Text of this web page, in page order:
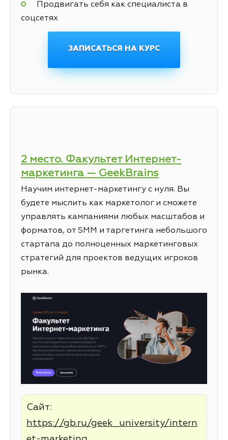
Продвигать себя как специалиста в
соцсетях
ЗАПИСАТЬСЯ НА КУРС
2 место. Факультет Интернет-
маркетинга — GeekBrains
Научим интернет-маркетингу с нуля. Вы
будете мыслить как маркетолог и сможете
управлять кампаниями любых масштабов и
форматов, от SMM и таргетинга небольшого
стартапа до полноценных маркетинговых
стратегий для проектов ведущих игроков
рынка.
Сайт:
https://gb.ru/geek_university/intern